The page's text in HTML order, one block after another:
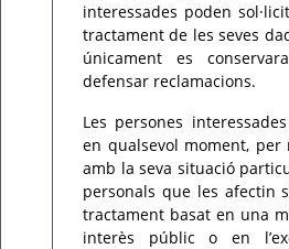
interessades poden
tractament de les seves
únicament es
defensar reclamacions.
Les persones
en qualsevol moment, per
amb la seva situació
personals que les afectin
tractament basat en una
interès públic o en